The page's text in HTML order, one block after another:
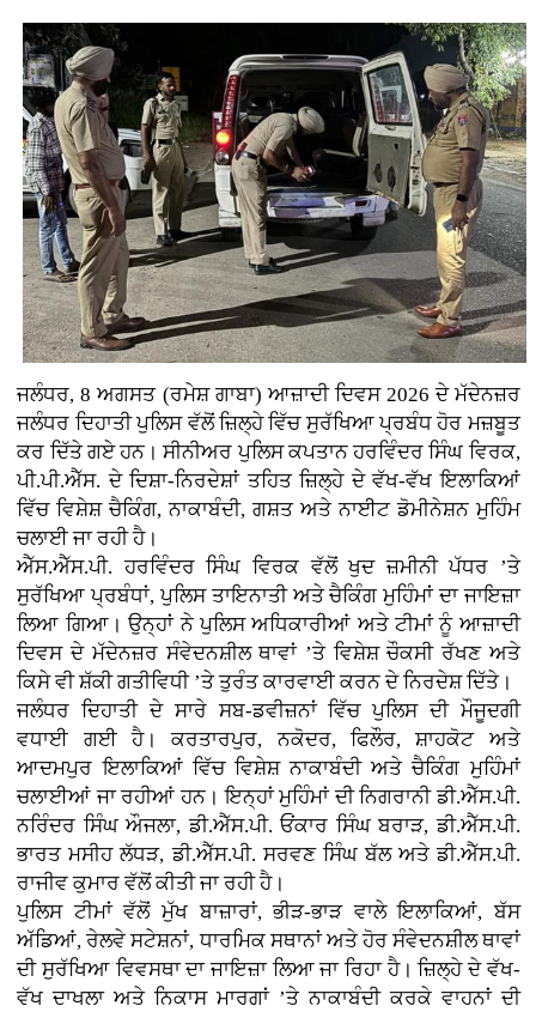
ਜਲੰਧਰ, 8 ਅਗਸਤ (ਰਮੇਸ਼ ਗਾਬਾ) ਆਜ਼ਾਦੀ ਦਿਵਸ 2026 ਦੇ ਮੱਦੇਨਜ਼ਰ
ਜਲੰਧਰ ਦਿਹਾਤੀ ਪੁਲਿਸ ਵੱਲੋਂ ਜ਼ਿਲ੍ਹੇ ਵਿੱਚ ਸੁਰੱਖਿਆ ਪ੍ਰਬੰਧ ਹੋਰ ਮਜ਼ਬੂਤ
ਕਰ ਦਿੱਤੇ ਗਏ ਹਨ। ਸੀਨੀਅਰ ਪੁਲਿਸ ਕਪਤਾਨ ਹਰਵਿੰਦਰ ਸਿੰਘ ਵਿਰਕ,
ਪੀ.ਪੀ.ਐੱਸ. ਦੇ ਦਿਸ਼ਾ-ਨਿਰਦੇਸ਼ਾਂ ਤਹਿਤ ਜ਼ਿਲ੍ਹੇ ਦੇ ਵੱਖ-ਵੱਖ ਇਲਾਕਿਆਂ
ਵਿੱਚ ਵਿਸ਼ੇਸ਼ ਚੈਕਿੰਗ, ਨਾਕਾਬੰਦੀ, ਗਸ਼ਤ ਅਤੇ ਨਾਈਟ ਡੋਮੀਨੇਸ਼ਨ ਮੁਹਿੰਮ
ਚਲਾਈ ਜਾ ਰਹੀ ਹੈ।
ਐੱਸ.ਐੱਸ.ਪੀ. ਹਰਵਿੰਦਰ ਸਿੰਘ ਵਿਰਕ ਵੱਲੋਂ ਖੁਦ ਜ਼ਮੀਨੀ ਪੱਧਰ ’ਤੇ
ਸੁਰੱਖਿਆ ਪ੍ਰਬੰਧਾਂ, ਪੁਲਿਸ ਤਾਇਨਾਤੀ ਅਤੇ ਚੈਕਿੰਗ ਮੁਹਿੰਮਾਂ ਦਾ ਜਾਇਜ਼ਾ
ਲਿਆ ਗਿਆ। ਉਨ੍ਹਾਂ ਨੇ ਪੁਲਿਸ ਅਧਿਕਾਰੀਆਂ ਅਤੇ ਟੀਮਾਂ ਨੂੰ ਆਜ਼ਾਦੀ
ਦਿਵਸ ਦੇ ਮੱਦੇਨਜ਼ਰ ਸੰਵੇਦਨਸ਼ੀਲ ਥਾਵਾਂ ’ਤੇ ਵਿਸ਼ੇਸ਼ ਚੌਕਸੀ ਰੱਖਣ ਅਤੇ
ਕਿਸੇ ਵੀ ਸ਼ੱਕੀ ਗਤੀਵਿਧੀ ’ਤੇ ਤੁਰੰਤ ਕਾਰਵਾਈ ਕਰਨ ਦੇ ਨਿਰਦੇਸ਼ ਦਿੱਤੇ।
ਜਲੰਧਰ ਦਿਹਾਤੀ ਦੇ ਸਾਰੇ ਸਬ-ਡਵੀਜ਼ਨਾਂ ਵਿੱਚ ਪੁਲਿਸ ਦੀ ਮੌਜੂਦਗੀ
ਵਧਾਈ ਗਈ ਹੈ। ਕਰਤਾਰਪੁਰ, ਨਕੋਦਰ, ਫਿਲੌਰ, ਸ਼ਾਹਕੋਟ ਅਤੇ
ਆਦਮਪੁਰ ਇਲਾਕਿਆਂ ਵਿੱਚ ਵਿਸ਼ੇਸ਼ ਨਾਕਾਬੰਦੀ ਅਤੇ ਚੈਕਿੰਗ ਮੁਹਿੰਮਾਂ
ਚਲਾਈਆਂ ਜਾ ਰਹੀਆਂ ਹਨ। ਇਨ੍ਹਾਂ ਮੁਹਿੰਮਾਂ ਦੀ ਨਿਗਰਾਨੀ ਡੀ.ਐੱਸ.ਪੀ.
ਨਰਿੰਦਰ ਸਿੰਘ ਔਜਲਾ, ਡੀ.ਐੱਸ.ਪੀ. ਓਂਕਾਰ ਸਿੰਘ ਬਰਾੜ, ਡੀ.ਐੱਸ.ਪੀ.
ਭਾਰਤ ਮਸੀਹ ਲੱਧੜ, ਡੀ.ਐੱਸ.ਪੀ. ਸਰਵਣ ਸਿੰਘ ਬੱਲ ਅਤੇ ਡੀ.ਐੱਸ.ਪੀ.
ਰਾਜੀਵ ਕੁਮਾਰ ਵੱਲੋਂ ਕੀਤੀ ਜਾ ਰਹੀ ਹੈ।
ਪੁਲਿਸ ਟੀਮਾਂ ਵੱਲੋਂ ਮੁੱਖ ਬਾਜ਼ਾਰਾਂ, ਭੀੜ-ਭਾੜ ਵਾਲੇ ਇਲਾਕਿਆਂ, ਬੱਸ
ਅੱਡਿਆਂ, ਰੇਲਵੇ ਸਟੇਸ਼ਨਾਂ, ਧਾਰਮਿਕ ਸਥਾਨਾਂ ਅਤੇ ਹੋਰ ਸੰਵੇਦਨਸ਼ੀਲ ਥਾਵਾਂ
ਦੀ ਸੁਰੱਖਿਆ ਵਿਵਸਥਾ ਦਾ ਜਾਇਜ਼ਾ ਲਿਆ ਜਾ ਰਿਹਾ ਹੈ। ਜ਼ਿਲ੍ਹੇ ਦੇ ਵੱਖ-
ਵੱਖ ਦਾਖਲਾ ਅਤੇ ਨਿਕਾਸ ਮਾਰਗਾਂ ’ਤੇ ਨਾਕਾਬੰਦੀ ਕਰਕੇ ਵਾਹਨਾਂ ਦੀ